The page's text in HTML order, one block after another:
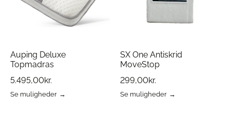
varesiden
varesiden
Auping Deluxe
Topmadras
5.495,00kr.
Se muligheder
SX One Antiskrid
MoveStop
299,00kr.
Se muligheder